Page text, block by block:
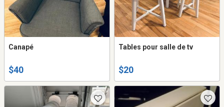
Canapé
$40
Tables pour salle de tv
$20